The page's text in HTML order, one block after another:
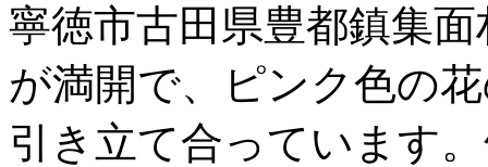
寧徳市古田県豊都鎮集
が満開で、ピンク色の
引き立て合っています